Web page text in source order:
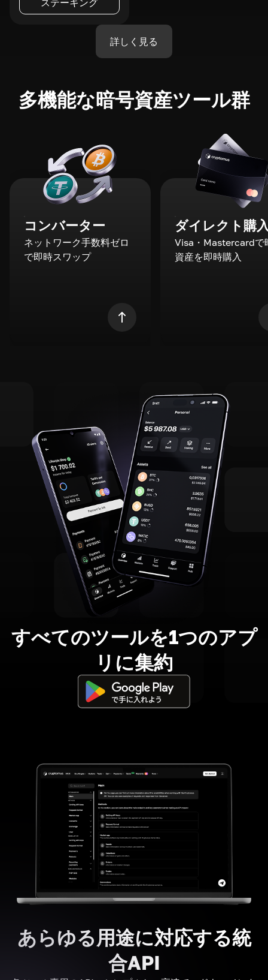
詳しく見る
多機能な暗号資産ツール群
コンバーター
ネットワーク手数料ゼロ
で即時スワップ
ダイレクト購
Visa・Mastercardで
資産を即時購入
すべてのツールを1つのアプ
リに集約
あらゆる用途に対応する統
合API